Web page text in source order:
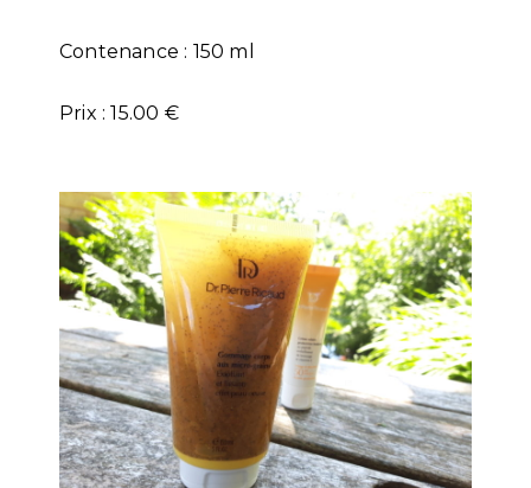
Contenance : 150 ml
Prix : 15.00 €